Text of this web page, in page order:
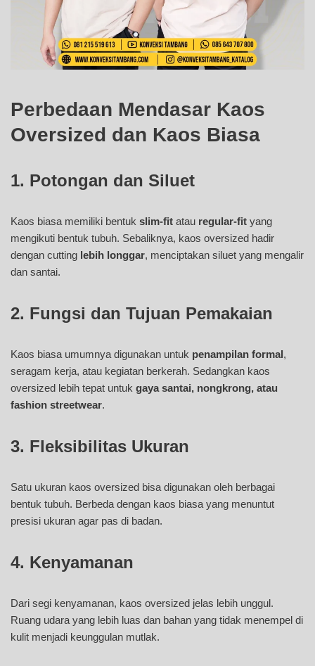
Perbedaan Mendasar Kaos
Oversized dan Kaos Biasa
1. Potongan dan Siluet
Kaos biasa memiliki bentuk slim-fit atau regular-fit yang
mengikuti bentuk tubuh. Sebaliknya, kaos oversized hadir
dengan cutting lebih longgar, menciptakan siluet yang mengalir
dan santai.
2. Fungsi dan Tujuan Pemakaian
Kaos biasa umumnya digunakan untuk penampilan formal,
seragam kerja, atau kegiatan berkerah. Sedangkan kaos
oversized lebih tepat untuk gaya santai, nongkrong, atau
fashion streetwear.
3. Fleksibilitas Ukuran
Satu ukuran kaos oversized bisa digunakan oleh berbagai
bentuk tubuh. Berbeda dengan kaos biasa yang menuntut
presisi ukuran agar pas di badan.
4. Kenyamanan
Dari segi kenyamanan, kaos oversized jelas lebih unggul.
Ruang udara yang lebih luas dan bahan yang tidak menempel di
kulit menjadi keunggulan mutlak.